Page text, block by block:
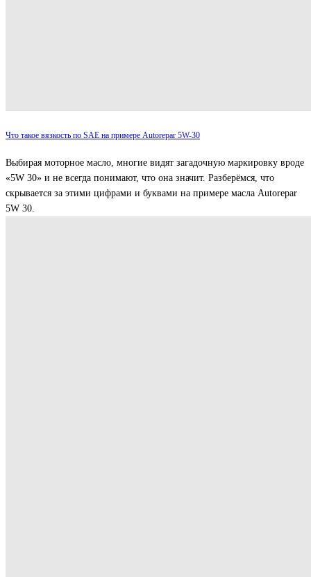
Что такое вязкость по SAE на примере Autorepar 5W-30
Выбирая моторное масло, многие видят загадочную маркировку вроде
«5W 30» и не всегда понимают, что она значит. Разберёмся, что
скрывается за этими цифрами и буквами на примере масла Autorepar
5W 30.